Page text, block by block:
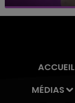
ACCUEIL
MÉDIAS